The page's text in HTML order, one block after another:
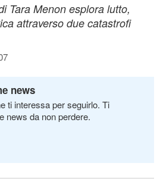
Tara Menon esplora lutto,
attraverso due catastrofi
news
ti interessa per seguirlo. Ti
news da non perdere.